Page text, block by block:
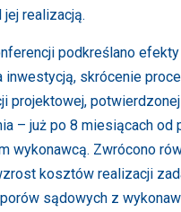
jej realizacją.
podkreślano
inwestycją, skrócenie
projektowej,
– już po 8 miesiącach od
wykonawcą. Zwrócono
kosztów realizacji
sądowych z